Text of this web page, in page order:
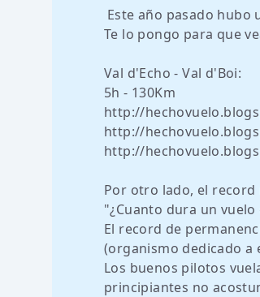
Este año pasado hubo
Te lo pongo para que
Val d'Echo - Val d'Boi:
5h - 130Km
http://
http://
http://
Por otro lado, el record
"¿Cuanto dura un
El record de
(organismo dedicado a
Los buenos pilotos
principiantes no